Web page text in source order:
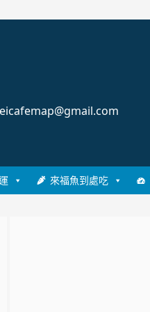
來福魚到處吃